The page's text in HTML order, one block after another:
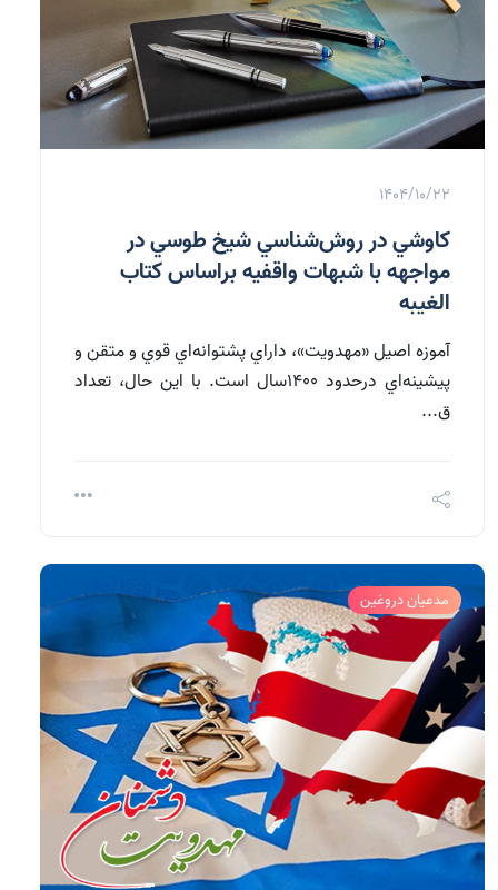
1404/10/22
كاوشي در روش‌شناسي شيخ طوسي در
مواجهه با شبهات واقفيه براساس كتاب
الغيبه
آموزه اصيل «مهدويت»، داراي پشتوانه‌اي قوي و متقن و
پيشينه‌اي درحدود 1400سال است. با اين حال، تعداد
ق...
مدعیان دروغین